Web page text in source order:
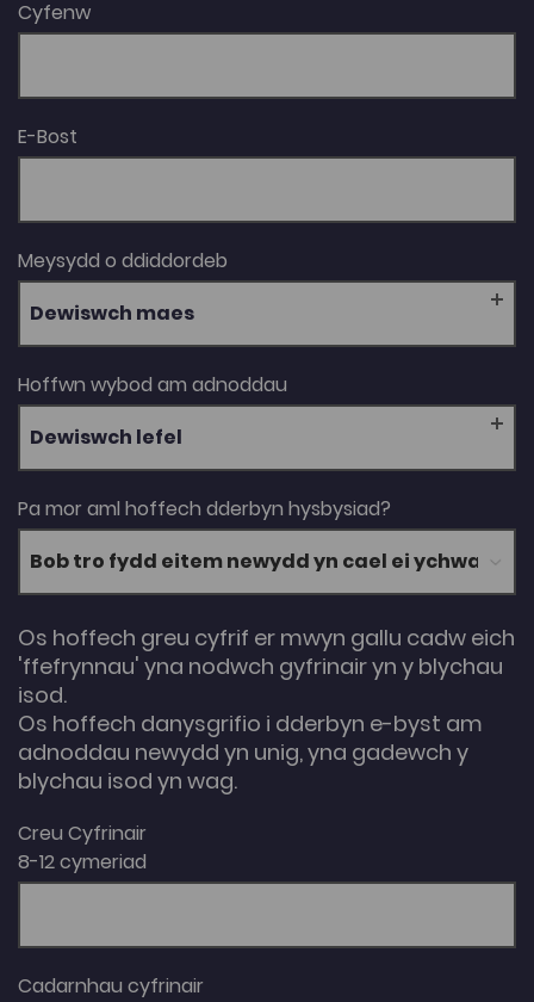
Cyfenw
E-Bost
Meysydd o ddiddordeb
Dewiswch maes
Hoffwn wybod am adnoddau
Dewiswch lefel
Pa mor aml hoffech dderbyn hysbysiad?
Os hoffech greu cyfrif er mwyn gallu cadw eich
'ffefrynnau' yna nodwch gyfrinair yn y blychau
isod.
Os hoffech danysgrifio i dderbyn e-byst am
adnoddau newydd yn unig, yna gadewch y
blychau isod yn wag.
Creu Cyfrinair
8-12 cymeriad
Cadarnhau cyfrinair